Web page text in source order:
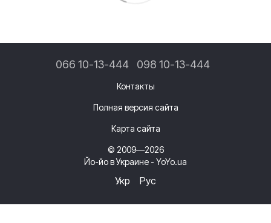
066 10-13-444 098 10-13-444
Контакты
Полная версия сайта
Карта сайта
© 2009—2026
Йо-йо в Украине - YoYo.ua
Укр Рус